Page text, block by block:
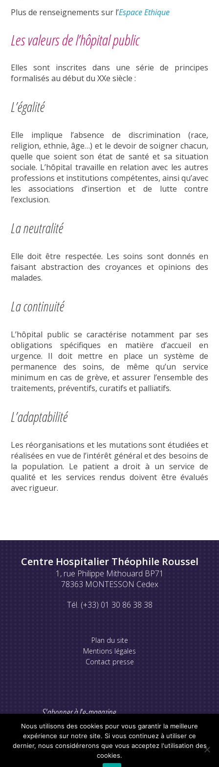
Plus de renseignements sur l’Espace Ethique
Les valeurs de l’hôpital public
Elles sont inscrites dans une série de principes
formalisés au début du XXe siècle :
L’égalité
Elle implique l’absence de discrimination (race,
religion, ethnie, âge…) et le devoir de soigner chacun,
quelle que soient son état de santé et sa situation
sociale. L’hôpital travaille en relation avec les autres
professions et institutions compétentes, ainsi qu’avec
les associations d’insertion et de lutte contre
l’exclusion.
La neutralité
Elle doit être respectée. Les soins sont donnés en
faisant abstraction des croyances et opinions des
malades.
La continuité
L’hôpital public se caractérise notamment par ses
obligations spécifiques en matière d’accueil en
urgence. Il doit mettre en place un système de
permanence des soins, de même qu’un service
minimum en cas de grève, et assurer l’ensemble des
traitements, préventifs, curatifs et palliatifs.
L’adaptabilité
Les réorganisations et les mutations sont étudiées et
réalisées en vue de l’intérêt général et des besoins de
la population. Le patient a droit à un service de
qualité et les services rendus doivent être évalués
avec rigueur.
Centre Hospitalier Théophile Roussel
1, rue Philippe Mithouard BP71
78363 MONTESSON Cedex
Tél. (+33) 01 30 86 38 38
Plan du site
Mentions légales
Contact presse
S'abonner à l'e-magazine
Nous utilisons des cookies pour vous garantir la meilleure
expérience sur notre site. Si vous continuez à utiliser ce
dernier, nous considérerons que vous acceptez l'utilisation des
cookies.